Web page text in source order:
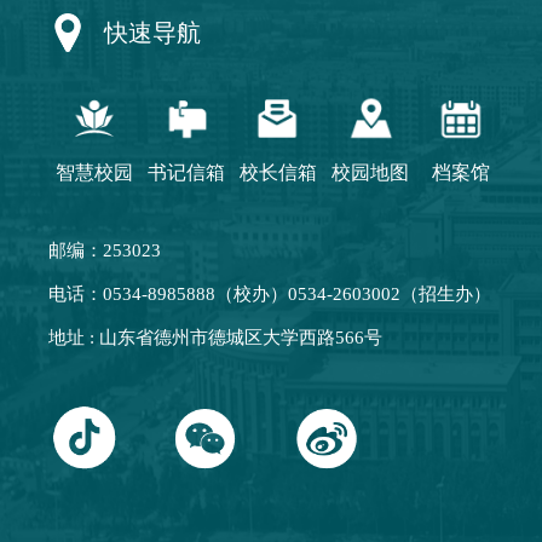
快速导航
智慧校园 书记信箱 校长信箱 校园地图 档案馆
邮编：253023
电话：0534-8985888（校办）0534-2603002（招生办）
地址 : 山东省德州市德城区大学西路566号